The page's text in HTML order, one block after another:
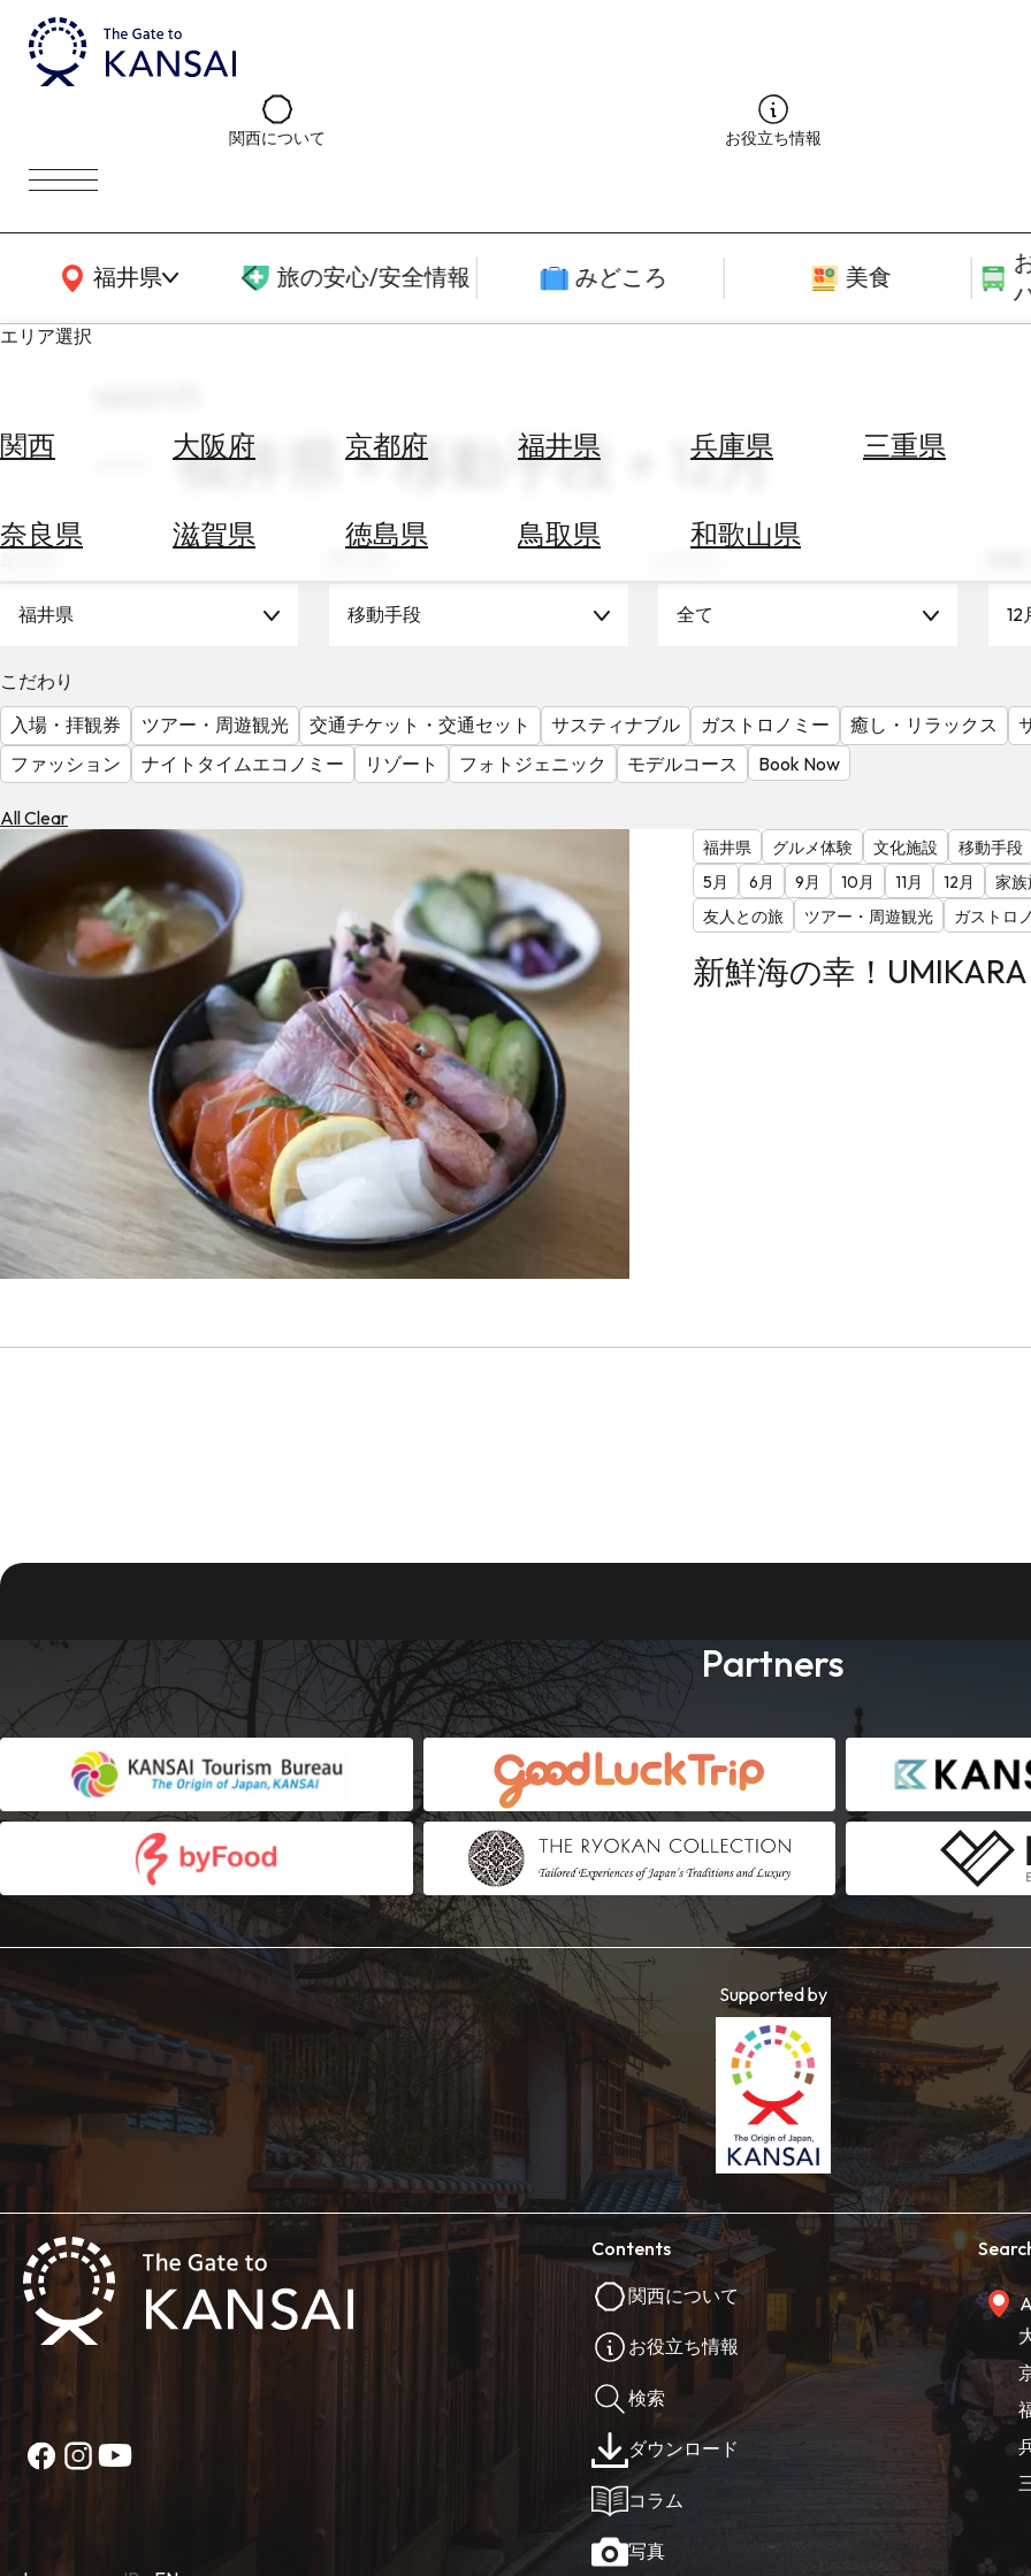
関西について お役立ち情報
福井県
関西広域MAP 旅の安心/安全情報 みどころ 美食
エリア選択
関西 大阪府 京都府 福井県 兵庫県 三重県
奈良県 滋賀県 徳島県 鳥取県 和歌山県
ホ
す
替
を
調
べ
天
を
る
福井県 × 移動手段 × 12月
福井県 移動手段 全て 12
こだわり
入場・拝観券
ツアー・周遊観光 交通チケット・交通セット サスティナブル ガストロノミー 癒し・リラックス
ファッション
ナイトタイムエコノミー リゾート フォトジェニック モデルコース Book Now
All Clear
福井県 グルメ体験 文化施設 移動手段
5月
6月 9月 10月 11月 12月 家
友人との旅
ツアー・周遊観光 ガストロ
新鮮海の幸！
Partners
Supported by
Contents
関西について
お役立ち情報
検索
ダウンロード
コラム
写真